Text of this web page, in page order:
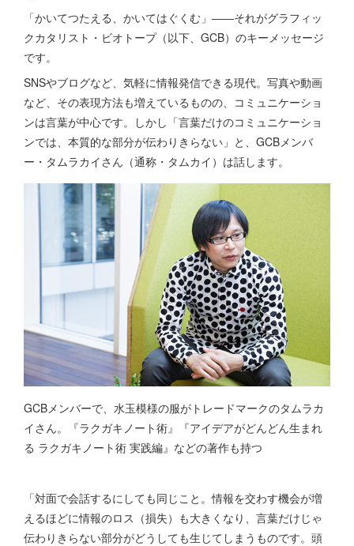
「かいてつたえる、かいてはぐくむ」――それがグラフィッ
クカタリスト・ビオトープ（以下、GCB）のキーメッセージ
です。
SNSやブログなど、気軽に情報発信できる現代。写真や動画
など、その表現方法も増えているものの、コミュニケーショ
ンは言葉が中心です。しかし「言葉だけのコミュニケーショ
ンでは、本質的な部分が伝わりきらない」と、GCBメンバ
ー・タムラカイさん（通称・タムカイ）は話します。
GCBメンバーで、水玉模様の服がトレードマークのタムラカ
イさん。『ラクガキノート術』『アイデアがどんどん生まれ
る ラクガキノート術 実践編』などの著作も持つ
「対面で会話するにしても同じこと。情報を交わす機会が増
えるほどに情報のロス（損失）も大きくなり、言葉だけじゃ
伝わりきらない部分がどうしても生じてしまうものです。頭